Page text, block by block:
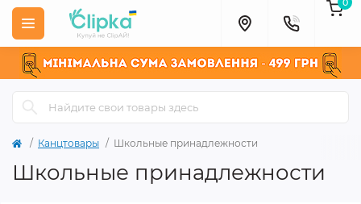
Канцтовары Школьные принадлежности
Школьные принадлежности